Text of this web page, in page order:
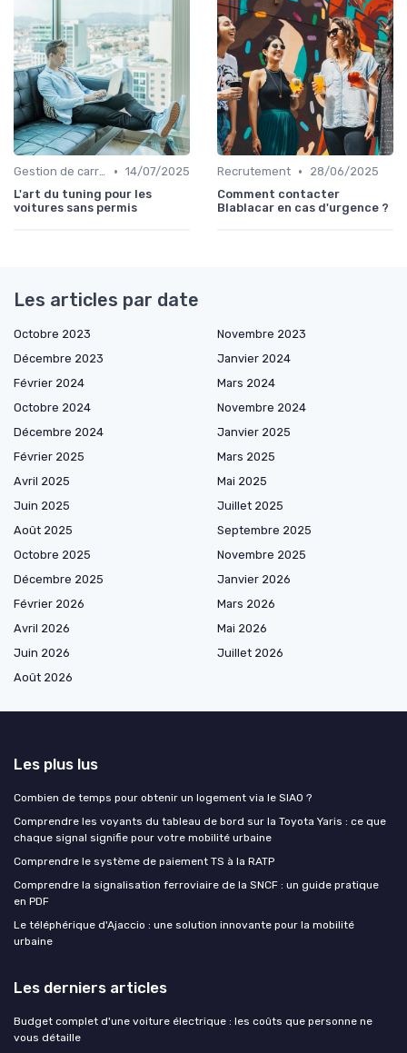
Gestion de carrière • 14/07/2025
L'art du tuning pour les
voitures sans permis
Recrutement •
28/06/2025
Comment contacter
Blablacar en cas d'urgence ?
Les articles par date
Octobre 2023
Novembre 2023
Décembre 2023
Janvier 2024
Février 2024
Mars 2024
Octobre 2024
Novembre 2024
Décembre 2024
Janvier 2025
Février 2025
Mars 2025
Avril 2025
Mai 2025
Juin 2025
Juillet 2025
Août 2025
Septembre 2025
Octobre 2025
Novembre 2025
Décembre 2025
Janvier 2026
Février 2026
Mars 2026
Avril 2026
Mai 2026
Juin 2026
Juillet 2026
Août 2026
Les plus lus
Combien de temps pour obtenir un logement via le SIAO ?
Comprendre les voyants du tableau de bord sur la Toyota Yaris : ce que
chaque signal signifie pour votre mobilité urbaine
Comprendre le système de paiement TS à la RATP
Comprendre la signalisation ferroviaire de la SNCF : un guide pratique
en PDF
Le téléphérique d'Ajaccio : une solution innovante pour la mobilité
urbaine
Les derniers articles
Budget complet d'une voiture électrique : les coûts que personne ne
vous détaille